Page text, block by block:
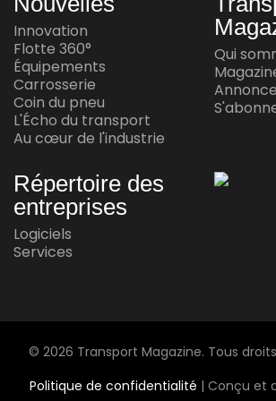
INNOVATION
Waabi et Volvo annoncent une
réussite en conduite
Jul 15, 2026
AU CŒUR DE L'INDUSTRIE
Express Frontières
Jul 14, 2026
Jul 13, 2026
Innovation
Flotte 360°
Équipements
Carrosserie
Coin du pneu
L'Écho du transport
Au cœur de l'industrie
Qui
Répertoire des
entreprises
Logiciels
Services
© 2026 Transport Magazine. Tous
Politique de confidentialité | Conçu et